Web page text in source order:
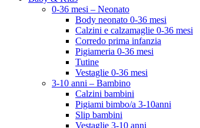
0-36 mesi – Neonato
Body neonato 0-36 mesi
Calzini e calzamaglie 0-36 mesi
Corredo prima infanzia
Pigiameria 0-36 mesi
Tutine
Vestaglie 0-36 mesi
3-10 anni – Bambino
Calzini bambini
Pigiami bimbo/a 3-10anni
Slip bambini
Vestaglie 3-10 anni